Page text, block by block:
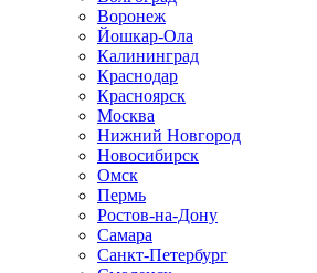
Воронеж
Йошкар-Ола
Калининград
Краснодар
Красноярск
Москва
Нижний Новгород
Новосибирск
Омск
Пермь
Ростов-на-Дону
Самара
Санкт-Петербург